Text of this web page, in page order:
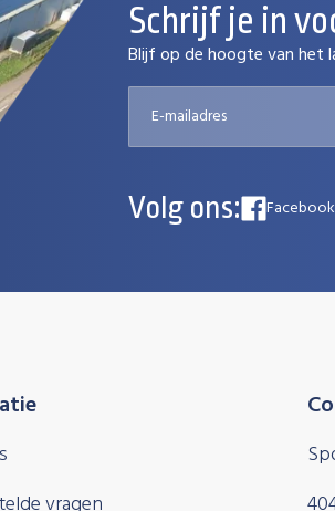
Schrijf je in
Blijf op de hoogte van het
Volg ons: Facebook